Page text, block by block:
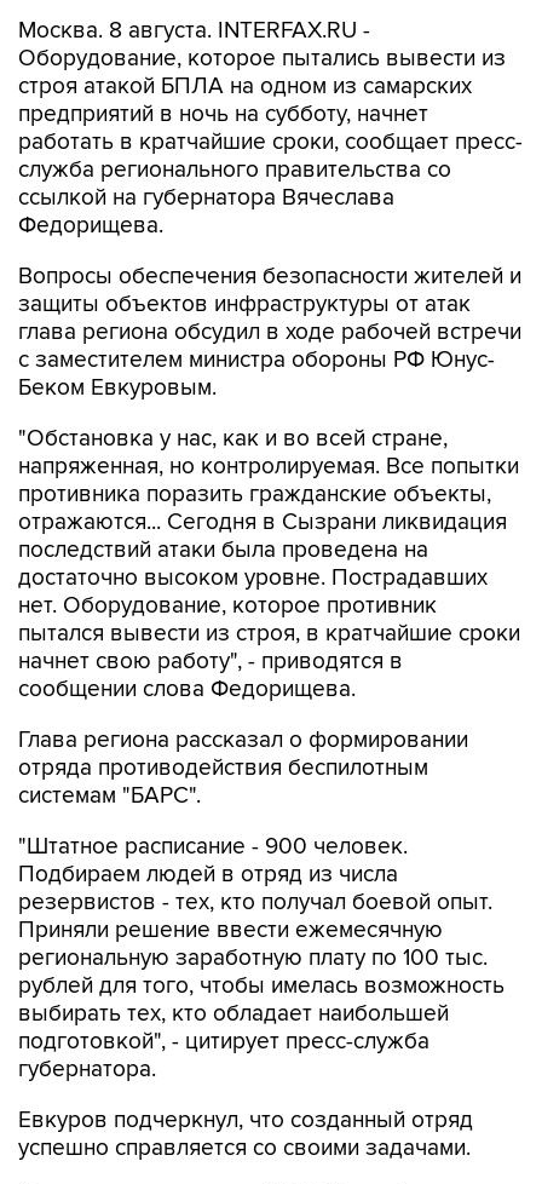
Москва. 8 августа. INTERFAX.RU -
Оборудование, которое пытались вывести из
строя атакой БПЛА на одном из самарских
предприятий в ночь на субботу, начнет
работать в кратчайшие сроки, сообщает пресс-
служба регионального правительства со
ссылкой на губернатора Вячеслава
Федорищева.
Вопросы обеспечения безопасности жителей и
защиты объектов инфраструктуры от атак
глава региона обсудил в ходе рабочей встречи
с заместителем министра обороны РФ Юнус-
Беком Евкуровым.
"Обстановка у нас, как и во всей стране,
напряженная, но контролируемая. Все попытки
противника поразить гражданские объекты,
отражаются... Сегодня в Сызрани ликвидация
последствий атаки была проведена на
достаточно высоком уровне. Пострадавших
нет. Оборудование, которое противник
пытался вывести из строя, в кратчайшие сроки
начнет свою работу", - приводятся в
сообщении слова Федорищева.
Глава региона рассказал о формировании
отряда противодействия беспилотным
системам "БАРС".
"Штатное расписание - 900 человек.
Подбираем людей в отряд из числа
резервистов - тех, кто получал боевой опыт.
Приняли решение ввести ежемесячную
региональную заработную плату по 100 тыс.
рублей для того, чтобы имелась возможность
выбирать тех, кто обладает наибольшей
подготовкой", - цитирует пресс-служба
губернатора.
Евкуров подчеркнул, что созданный отряд
успешно справляется со своими задачами.